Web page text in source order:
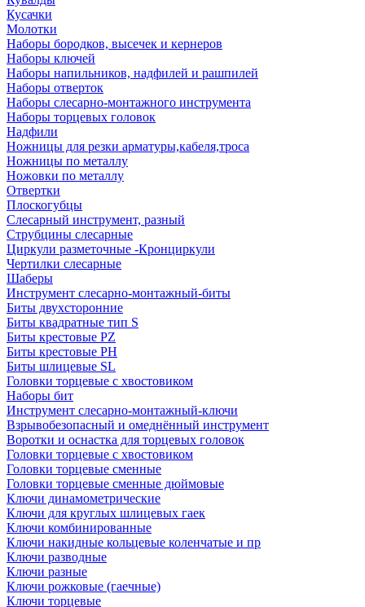
Кусачки
Молотки
Наборы бородков, высечек и кернеров
Наборы ключей
Наборы напильников, надфилей и рашпилей
Наборы отверток
Наборы слесарно-монтажного инструмента
Наборы торцевых головок
Надфили
Ножницы для резки арматуры,кабеля,троса
Ножницы по металлу
Ножовки по металлу
Отвертки
Плоскогубцы
Слесарный инструмент, разный
Струбцины слесарные
Циркули разметочные -Кронциркули
Чертилки слесарные
Шаберы
Инструмент слесарно-монтажный-биты
Биты двухсторонние
Биты квадратные тип S
Биты крестовые РZ
Биты крестовые РН
Биты шлицевые SL
Головки торцевые с хвостовиком
Наборы бит
Инструмент слесарно-монтажный-ключи
Взрывобезопасный и омеднённый инструмент
Воротки и оснаcтка для торцевых головок
Головки торцевые с хвостовиком
Головки торцевые сменные
Головки торцевые сменные дюймовые
Ключи динамометрические
Ключи для круглых шлицевых гаек
Ключи комбинированные
Ключи накидные кольцевые коленчатые и пр
Ключи разводные
Ключи разные
Ключи рожковые (гаечные)
Ключи торцевые